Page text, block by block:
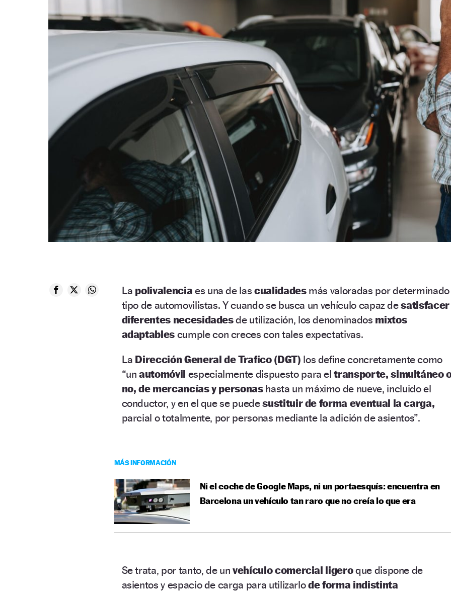
La polivalencia es una de lascualidades más valoradas por determinado
tipo de automovilistas. Y cuando se busca un vehículo capaz desatisfacer
diferentes necesidadesde utilización, los denominados mixtos
adaptables cumple con creces con tales expectativas.
La Dirección General de Trafico (DGT) los define concretamente como
“unautomóvil especialmente dispuesto para eltransporte, simultáneo
no, de mercancías y personashasta un máximo de nueve, incluido el
conductor, y en el que se puedesustituir de forma eventual la carga,
parcial o totalmente, por personas mediante la adición de asientos”.
MÁS INFORMACIÓN
Ni el coche de Google Maps, ni un portaesquís: encuentra en
Barcelona un vehículo tan raro que no creía lo que era
Se trata, por tanto, de unvehículo comercial ligeroque dispone de
asientos y espacio de carga para utilizarlode forma indistinta